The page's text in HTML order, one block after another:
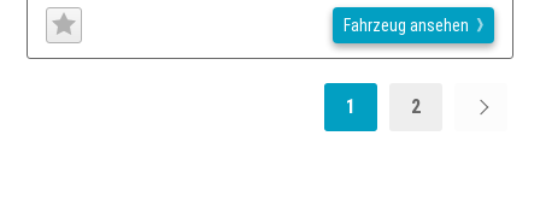
Fahrzeug ansehen
1 2